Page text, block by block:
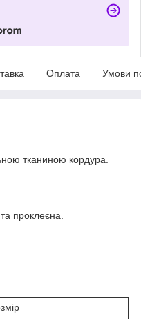
Оплата Умови
тканиною кордура.
проклеєна.